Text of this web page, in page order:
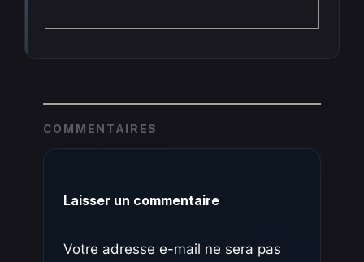
COMMENTAIRES
Laisser un commentaire
Votre adresse e-mail ne sera pas